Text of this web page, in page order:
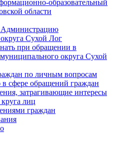
образовательный
области
Администрацию
Сухой Лог
при обращении в
округа Сухой
по личным вопросам
в сфере обращений граждан
затрагивающие интересы
лиц
граждан